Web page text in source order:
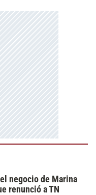
negocio de Marina
renunció a TN